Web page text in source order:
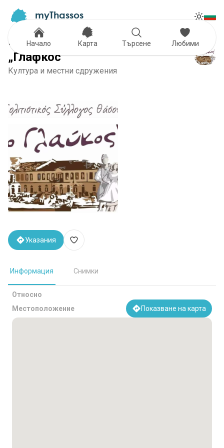
myThassos
Културно сдружение на Тасос
„Глафкос“
Култура и местни сдружения
Указания
Информация Снимки
Относно
Местоположение
Показване на карта
Начало Карта Търсене Любими